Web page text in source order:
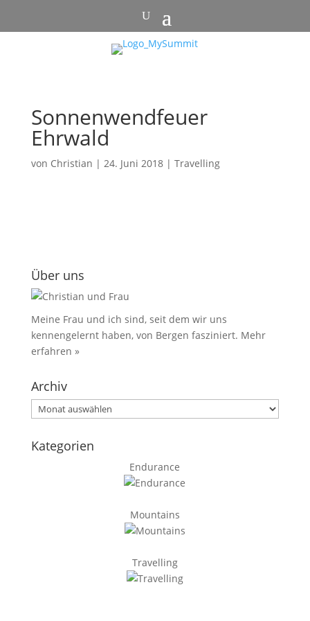
Sonnenwendfeuer
Ehrwald
von Christian | 24. Juni 2018| Travelling
Über uns
Meine Frau und ich sind, seit dem wir uns
kennengelernt haben, von Bergen fasziniert. Mehr
erfahren »
Archiv
Archiv
Kategorien
Endurance
Mountains
Travelling